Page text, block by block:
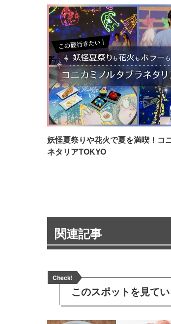
妖怪夏祭りや花火で夏を満喫！コ
ネタリアTOKYO
関連記事
Check!
このスポットを見て